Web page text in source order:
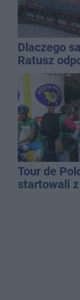
Dlaczego
Ratusz
Tour de
startowali